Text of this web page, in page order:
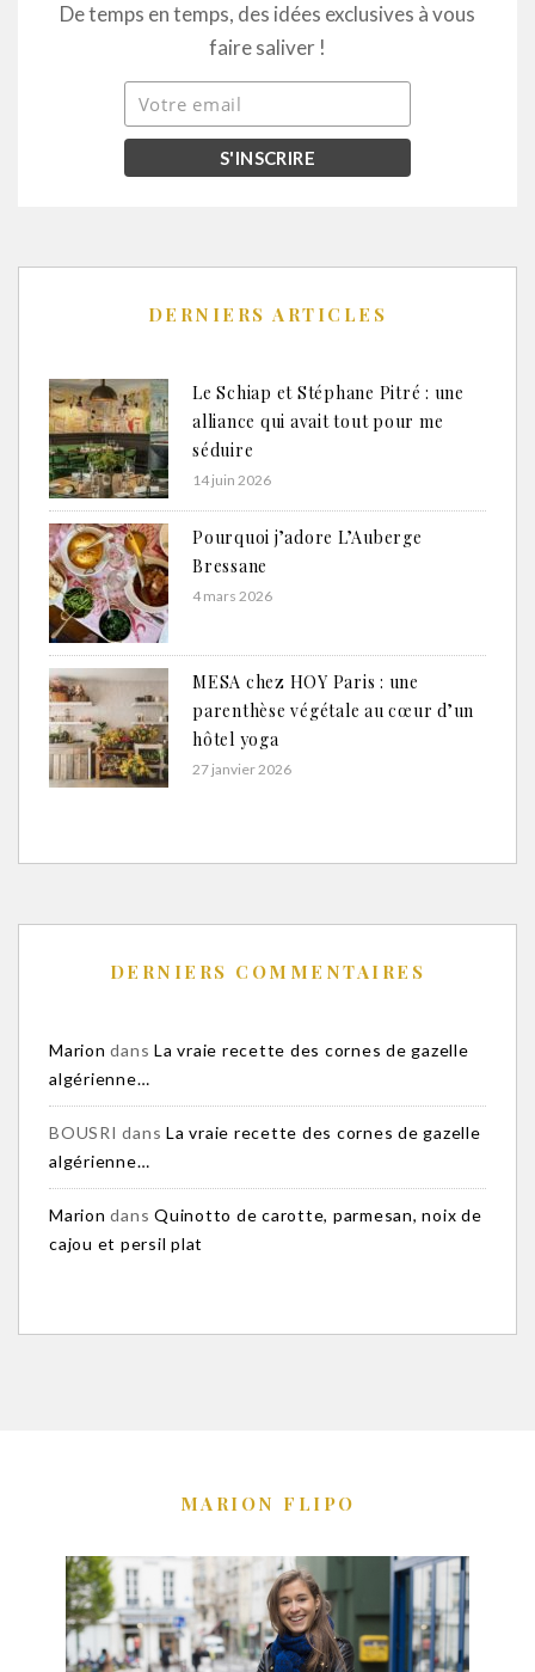
De temps en temps, des idées exclusives à vous
faire saliver !
DERNIERS ARTICLES
Le Schiap et Stéphane Pitré : une
alliance qui avait tout pour me
séduire
14 juin 2026
Pourquoi j’adore L’Auberge
Bressane
4 mars 2026
MESA chez HOY Paris : une
parenthèse végétale au cœur d’un
hôtel yoga
27 janvier 2026
DERNIERS COMMENTAIRES
Marion dans La vraie recette des cornes de gazelle
algérienne…
BOUSRI dans La vraie recette des cornes de gazelle
algérienne…
Marion dans Quinotto de carotte, parmesan, noix de
cajou et persil plat
MARION FLIPO